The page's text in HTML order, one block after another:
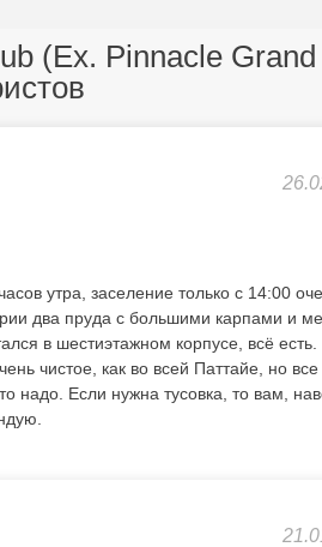
(Ex. Pinnacle
утра, заселение только с 14:00
два пруда с большими карпами и
в шестиэтажном корпусе, всё
чистое, как во всей Паттайе, но все
надо. Если нужна тусовка, то вам,